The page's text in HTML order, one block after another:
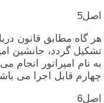
اصل‏5
هر گاه‏ مطابق‏ قانون‏
تشکیل‏ گردد، جانشین‏
به‏ نام‏ امپراتور
چهارم‏ قابل‏ اجرا می‏
اصل‏6